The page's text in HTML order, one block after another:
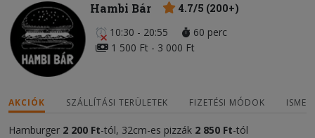
Hambi Bár
4.7/5 (200+)
10:30 - 20:55
60 perc
1 500 Ft - 3 000 Ft
AKCIÓK SZÁLLÍTÁSI TERÜLETEK FIZETÉSI MÓDOK
Hamburger 2 200 Ft-tól, 32cm-es pizzák 2 850 Ft-tól